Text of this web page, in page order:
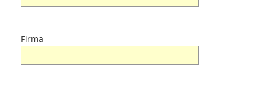
Über uns
Firma